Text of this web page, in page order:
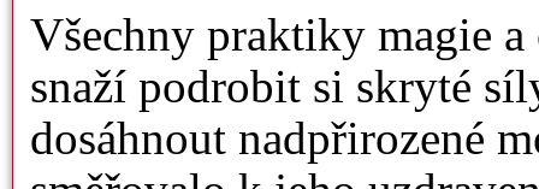
Všechny praktiky magie
snaží podrobit si skryté
dosáhnout nadpřirozené